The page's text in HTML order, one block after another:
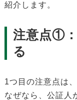
紹介します。
注意点①
る
1つ目の注意点は
なぜなら、公証人